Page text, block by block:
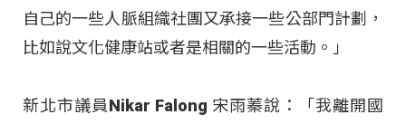
自己的一些人脈組織社團又承接一些公部門計劃，
比如說文化健康站或者是相關的一些活動。」
新北市議員Nikar Falong 宋雨蓁說：「我離開國